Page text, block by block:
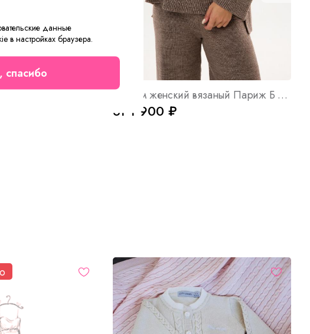
К Арт. 10240 Костюм женский вязаный Париж Б Арт. 10458
от 1 900 ₽
данные
в настройках браузера.
спасибо